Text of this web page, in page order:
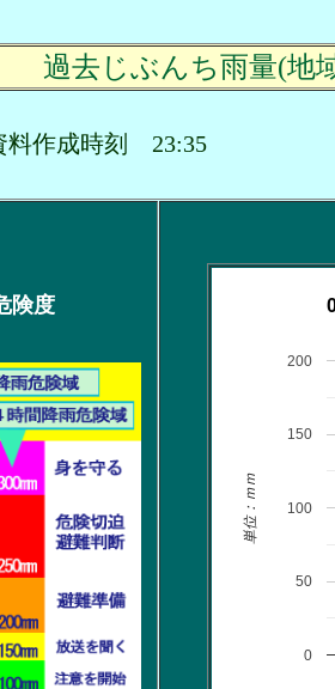
過去じぶんち雨量(地
料作成時刻 23:35
険度
0
50
100
150
200
単位：ｍｍ